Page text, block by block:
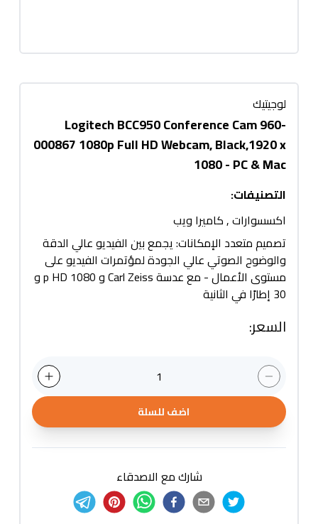
لوجيتيك
Logitech BCC950 Conference Cam 960-
000867 1080p Full HD Webcam, Black,1920 x
1080 - PC & Mac
التصنيفات:
اكسسوارات,كاميرا ويب
تصميم متعدد الإمكانات: يجمع بين الفيديو عالي الدقة
والوضوح الصوتي عالي الجودة لمؤتمرات الفيديو على
مستوى الأعمال - مع عدسة Carl Zeiss و 1080 p HD و
30 إطارًا في الثانية
السعر:
1
اضف للسلة
شارك مع الاصدقاء